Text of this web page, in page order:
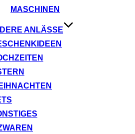
MASCHINEN
ANLÄSSE